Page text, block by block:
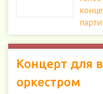
Концерт для
оркестром